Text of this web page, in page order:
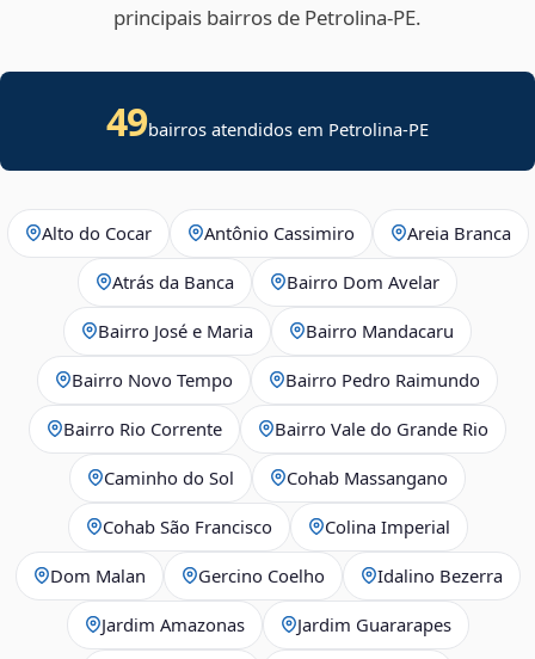
principais bairros de Petrolina‑PE.
49bairros atendidos em Petrolina-PE
Alto do Cocar Antônio Cassimiro Areia Branca
Atrás da Banca Bairro Dom Avelar
Bairro José e Maria Bairro Mandacaru
Bairro Novo Tempo Bairro Pedro Raimundo
Bairro Rio Corrente Bairro Vale do Grande Rio
Caminho do Sol Cohab Massangano
Cohab São Francisco Colina Imperial
Dom Malan Gercino Coelho Idalino Bezerra
Jardim Amazonas Jardim Guararapes